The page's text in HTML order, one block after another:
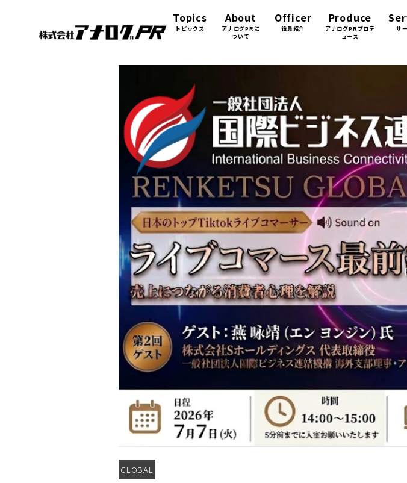
Topics
トピックス
About
アナログPRに
ついて
Officer
役員紹介
Produce
アナログPRプロデ
ュース
サ
GLOBAL